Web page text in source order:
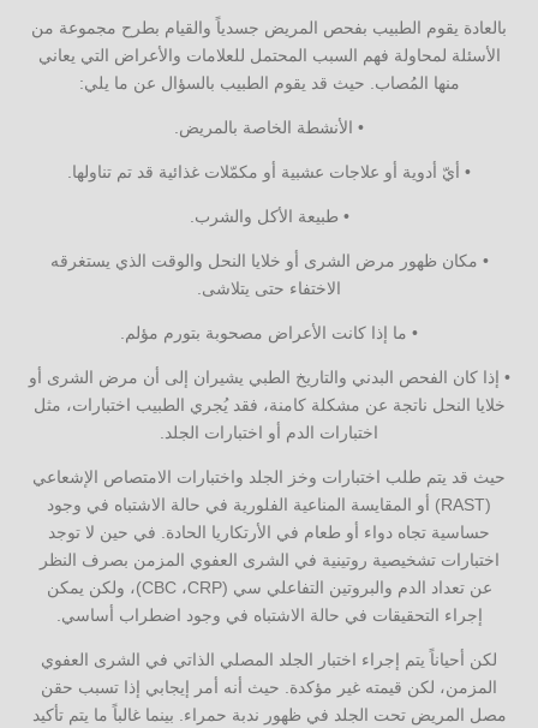
بالعادة يقوم الطبيب بفحص المريض جسدياً والقيام بطرح مجموعة من
الأسئلة لمحاولة فهم السبب المحتمل للعلامات والأعراض التي يعاني
منها المُصاب. حيث قد يقوم الطبيب بالسؤال عن ما يلي:
• الأنشطة الخاصة بالمريض.
• أيّ أدوية أو علاجات عشبية أو مكمّلات غذائية قد تم تناولها.
• طبيعة الأكل والشرب.
• مكان ظهور مرض الشرى أو خلايا النحل والوقت الذي يستغرقه
الاختفاء حتى يتلاشى.
• ما إذا كانت الأعراض مصحوبة بتورم مؤلم.
• إذا كان الفحص البدني والتاريخ الطبي يشيران إلى أن مرض الشرى أو
خلايا النحل ناتجة عن مشكلة كامنة، فقد يُجري الطبيب اختبارات، مثل
اختبارات الدم أو اختبارات الجلد.
حيث قد يتم طلب اختبارات وخز الجلد واختبارات الامتصاص الإشعاعي
(RAST) أو المقايسة المناعية الفلورية في حالة الاشتباه في وجود
حساسية تجاه دواء أو طعام في الأرتكاريا الحادة. في حين لا توجد
اختبارات تشخيصية روتينية في الشرى العفوي المزمن بصرف النظر
عن تعداد الدم والبروتين التفاعلي سي (CBC ،CRP)، ولكن يمكن
إجراء التحقيقات في حالة الاشتباه في وجود اضطراب أساسي.
لكن أحياناً يتم إجراء اختبار الجلد المصلي الذاتي في الشرى العفوي
المزمن، لكن قيمته غير مؤكدة. حيث أنه أمر إيجابي إذا تسبب حقن
مصل المريض تحت الجلد في ظهور ندبة حمراء. بينما غالباً ما يتم تأكيد